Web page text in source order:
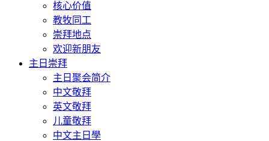
核心价值
教牧同工
崇拜地点
欢迎新朋友
主日崇拜
主日聚会简介
中文敬拜
英文敬拜
儿童敬拜
中文主日學